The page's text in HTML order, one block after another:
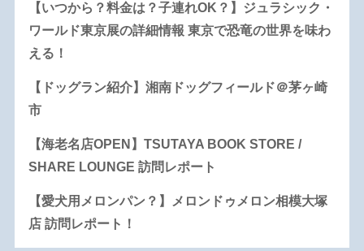
【いつから？料金は？子連れOK？】ジュラシック・
ワールド東京展の詳細情報 東京で恐竜の世界を味わ
える！
【ドッグラン紹介】湘南ドッグフィールド＠茅ヶ崎
市
【海老名店OPEN】TSUTAYA BOOK STORE /
SHARE LOUNGE 訪問レポート
【愛犬用メロンパン？】メロンドゥメロン相模大塚
店 訪問レポート！